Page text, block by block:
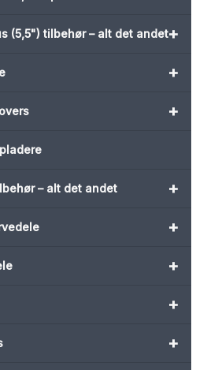
+
(5,5") tilbehør – alt det andet
+
+
+
– alt det andet
+
+
+
+